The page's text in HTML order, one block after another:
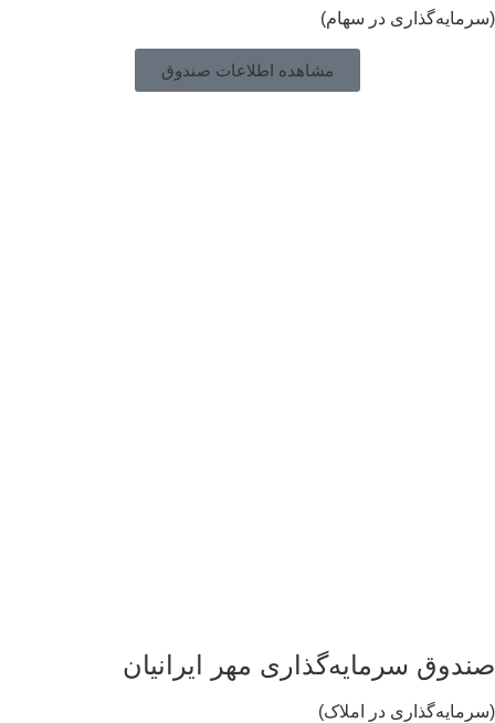
در سهام)
مشاهده اطلاعات صندوق
سرمایه‌گذاری مهر ایرانیان
در املاک)